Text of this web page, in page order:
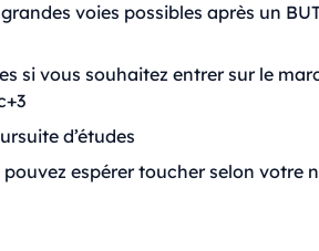
grandes voies possibles après un
si vous souhaitez entrer sur le
d’études
espérer toucher selon votre